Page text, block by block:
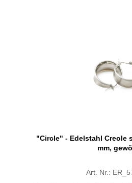
"Circle" - Edelstahl Creole
mm,
Art. Nr.: